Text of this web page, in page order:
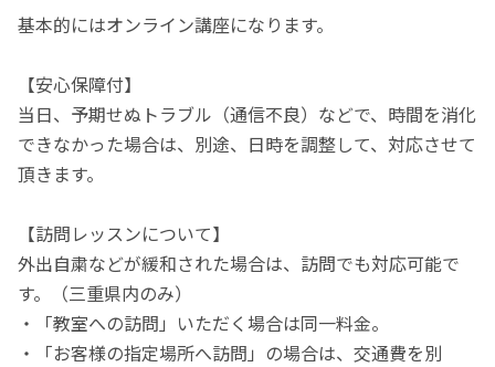
基本的にはオンライン講座になります。
【安心保障付】
当日、予期せぬトラブル（通信不良）などで、時間を消化
できなかった場合は、別途、日時を調整して、対応させて
頂きます。
【訪問レッスンについて】
外出自粛などが緩和された場合は、訪問でも対応可能で
す。（三重県内のみ）
・「教室への訪問」いただく場合は同一料金。
・「お客様の指定場所へ訪問」の場合は、交通費を別